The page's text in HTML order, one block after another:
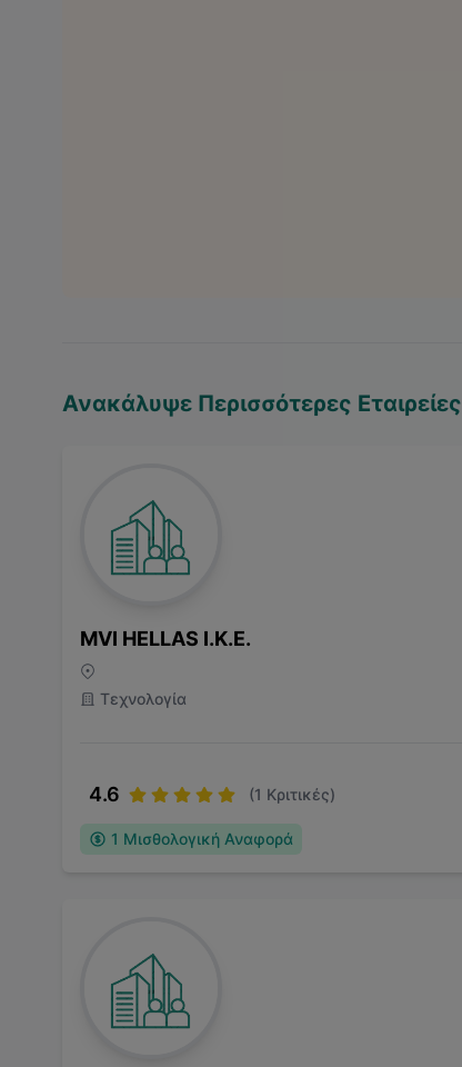
Ανακάλυψε Περισσότερες Εταιρείες
MVI HELLAS I.K.E.
Τεχνολογία
4.6 (1 Κριτικές)
1 Μισθολογική Αναφορά